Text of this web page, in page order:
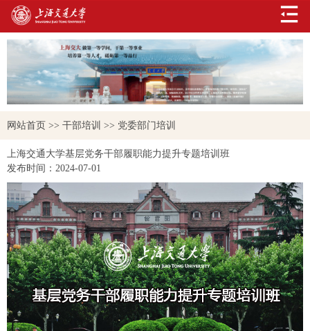
网站首页 >> 干部培训 >> 党委部门培训
上海交通大学基层党务干部履职能力提升专题培训班
发布时间： 2024-07-01